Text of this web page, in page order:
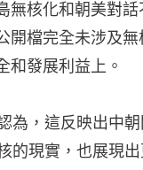
無核化和朝美對
開檔完全未涉及
和發展利益上。
為，這反映出中
的現實，也展現